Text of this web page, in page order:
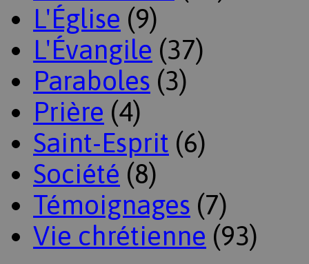
L'Église (9)
L'Évangile (37)
Paraboles (3)
Prière (4)
Saint-Esprit (6)
Société (8)
Témoignages (7)
Vie chrétienne (93)